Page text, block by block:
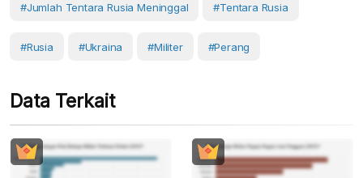
#jumlah Tentara Rusia Meninggal #tentara Rusia
#Rusia #Ukraina #Militer #Perang
Data Terkait